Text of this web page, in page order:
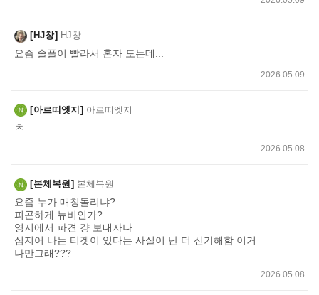
HJ창 HJ창
요즘 솔플이 빨라서 혼자 도는데...
2026.05.09
아르띠엣지 아르띠엣지
ㅊ
2026.05.08
본체복원 본체복원
요즘 누가 매칭돌리냐?
피곤하게 뉴비인가?
영지에서 파견 걍 보내자나
심지어 나는 티겟이 있다는 사실이 난 더 신기해함 이거
나만그래???
2026.05.08